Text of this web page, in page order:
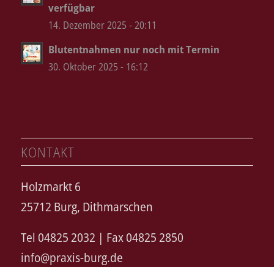
verfügbar
14. Dezember 2025 - 20:11
Blutentnahmen nur noch mit Termin
30. Oktober 2025 - 16:12
KONTAKT
Holzmarkt 6
25712 Burg, Dithmarschen
Tel 04825 2032 | Fax 04825 2850
info@praxis-burg.de